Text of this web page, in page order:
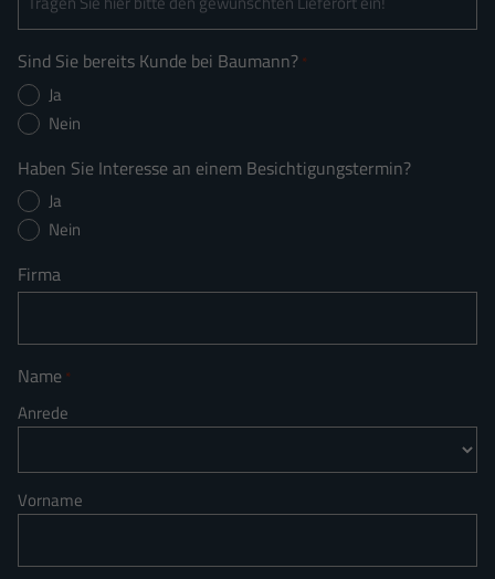
Sind Sie bereits Kunde bei Baumann? *
Ja
Nein
Haben Sie Interesse an einem Besichtigungstermin?
Ja
Nein
Firma
Name *
Anrede
Vorname